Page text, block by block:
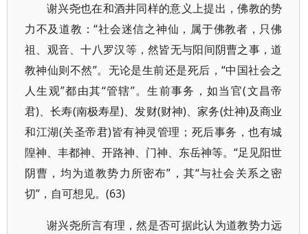
谢兴尧也在和酒井同样的意义上提出，佛教的势
力不及道教：“社会迷信之神仙，属于佛教者，只佛
祖、观音、十八罗汉等，然皆无与阳间阴曹之事，道
教神仙则不然”。无论是生前还是死后，“中国社会之
人生观”都由其“管辖”。生前事务，如当官(文昌帝
君)、长寿(南极寿星)、发财(财神)、家务(灶神)及商业
和江湖(关圣帝君)皆有神灵管理；死后事务，也有城
隍神、丰都神、开路神、门神、东岳神等。“足见阳世
阴曹，均为道教势力所密布”，其“与社会关系之密
切”，自可想见。(63)
谢兴尧所言有理，然是否可据此认为道教势力远